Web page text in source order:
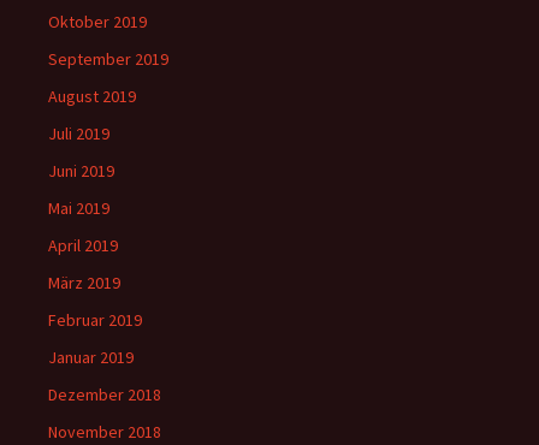
Oktober 2019
September 2019
August 2019
Juli 2019
Juni 2019
Mai 2019
April 2019
März 2019
Februar 2019
Januar 2019
Dezember 2018
November 2018